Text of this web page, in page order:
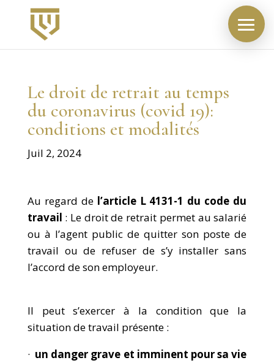
Le droit de retrait au temps
du coronavirus (covid 19):
conditions et modalités
Juil 2, 2024
Au regard de l’article L 4131-1 du code du
travail : Le droit de retrait permet au salarié
ou à l’agent public de quitter son poste de
travail ou de refuser de s’y installer sans
l’accord de son employeur.
Il peut s’exercer à la condition que la
situation de travail présente :
· un danger grave et imminent pour sa vie